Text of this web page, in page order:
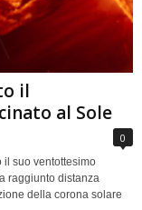
il
al Sole
0
il suo ventottesimo
raggiunto distanza
della corona solare